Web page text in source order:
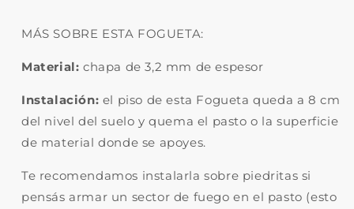
MÁS SOBRE ESTA FOGUETA:
Material: chapa de 3,2 mm de espesor
Instalación: el piso de esta Fogueta queda a 8 cm
del nivel del suelo y quema el pasto o la superficie
de material donde se apoyes.
Te recomendamos instalarla sobre piedritas si
pensás armar un sector de fuego en el pasto (esto